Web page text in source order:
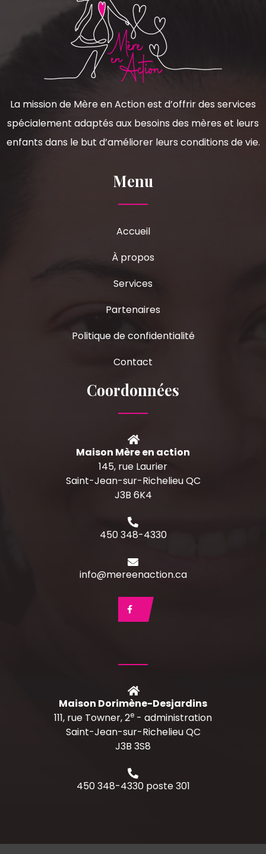
La mission de Mère en Action est d’offrir des services
spécialement adaptés aux besoins des mères et leurs
enfants dans le but d’améliorer leurs conditions de vie.
Menu
Accueil
À propos
Services
Partenaires
Politique de confidentialité
Contact
Coordonnées
Maison Mère en action
145, rue Laurier
Saint-Jean-sur-Richelieu QC
J3B 6K4
450 348-4330
info@mereenaction.ca
Maison Dorimène-Desjardins
111, rue Towner, 2e - administration
Saint-Jean-sur-Richelieu QC
J3B 3S8
450 348-4330 poste 301